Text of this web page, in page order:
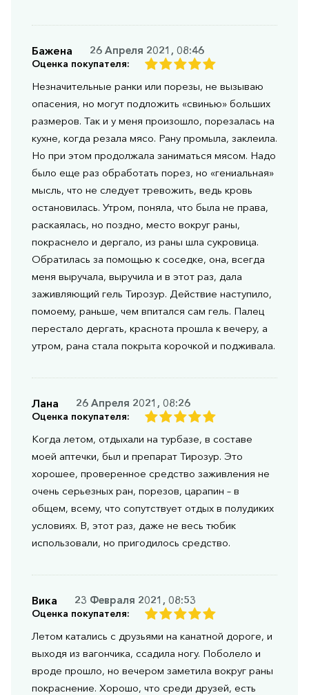
Бажена 26 Апреля 2021, 08:46
Оценка покупателя:
Незначительные ранки или порезы, не вызываю
опасения, но могут подложить «свинью» больших
размеров. Так и у меня произошло, порезалась на
кухне, когда резала мясо. Рану промыла, заклеила.
Но при этом продолжала заниматься мясом. Надо
было еще раз обработать порез, но «гениальная»
мысль, что не следует тревожить, ведь кровь
остановилась. Утром, поняла, что была не права,
раскаялась, но поздно, место вокруг раны,
покраснело и дергало, из раны шла сукровица.
Обратилась за помощью к соседке, она, всегда
меня выручала, выручила и в этот раз, дала
заживляющий гель Тирозур. Действие наступило,
помоему, раньше, чем впитался сам гель. Палец
перестало дергать, краснота прошла к вечеру, а
утром, рана стала покрыта корочкой и подживала.
Лана 26 Апреля 2021, 08:26
Оценка покупателя:
Когда летом, отдыхали на турбазе, в составе
моей аптечки, был и препарат Тирозур. Это
хорошее, проверенное средство заживления не
очень серьезных ран, порезов, царапин – в
общем, всему, что сопутствует отдых в полудиких
условиях. В, этот раз, даже не весь тюбик
использовали, но пригодилось средство.
Вика 23 Февраля 2021, 08:53
Оценка покупателя:
Летом катались с друзьями на канатной дороге, и
выходя из вагончика, ссадила ногу. Поболело и
вроде прошло, но вечером заметила вокруг раны
покраснение. Хорошо, что среди друзей, есть